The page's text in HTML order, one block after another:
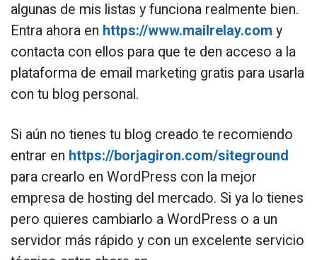
algunas de mis listas y funciona realmente bien.
Entra ahora en https://www.mailrelay.com y
contacta con ellos para que te den acceso a la
plataforma de email marketing gratis para usarla
con tu blog personal.
Si aún no tienes tu blog creado te recomiendo
entrar en https://borjagiron.com/siteground
para crearlo en WordPress con la mejor
empresa de hosting del mercado. Si ya lo tienes
pero quieres cambiarlo a WordPress o a un
servidor más rápido y con un excelente servicio